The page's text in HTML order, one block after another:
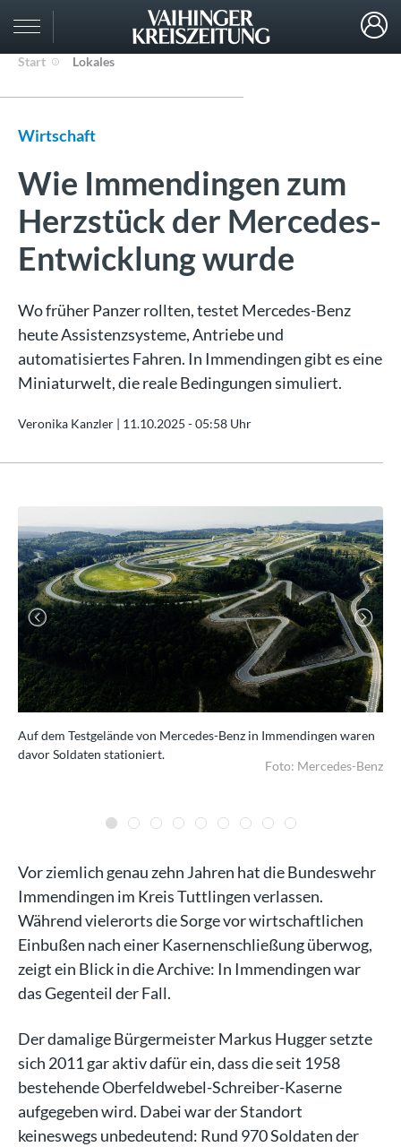
Start Lokales
Wirtschaft
Wie Immendingen zum
Herzstück der Mercedes-
Entwicklung wurde
Wo früher Panzer rollten, testet Mercedes-Benz
heute Assistenzsysteme, Antriebe und
automatisiertes Fahren. In Immendingen gibt es eine
Miniaturwelt, die reale Bedingungen simuliert.
Veronika Kanzler | 11.10.2025 - 05:58 Uhr
Auf dem Testgelände von Mercedes-Benz in Immendingen waren
davor Soldaten stationiert.
Foto: Mercedes-Benz
Previous
Next
Vor ziemlich genau zehn Jahren hat die Bundeswehr
Immendingen im Kreis Tuttlingen verlassen.
Während vielerorts die Sorge vor wirtschaftlichen
Einbußen nach einer Kasernenschließung überwog,
zeigt ein Blick in die Archive: In Immendingen war
das Gegenteil der Fall.
Der damalige Bürgermeister Markus Hugger setzte
sich 2011 gar aktiv dafür ein, dass die seit 1958
bestehende Oberfeldwebel-Schreiber-Kaserne
aufgegeben wird. Dabei war der Standort
keineswegs unbedeutend: Rund 970 Soldaten der